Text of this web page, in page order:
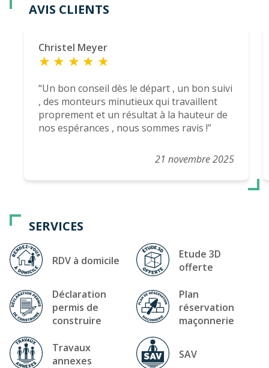
AVIS CLIENTS
Christel Meyer
21 novembre 2025
Un bon conseil dès le départ , un bon suivi
, des monteurs minutieux qui travaillent
proprement et un résultat à la hauteur de
nos espérances , nous sommes ravis !
SERVICES
RDV à domicile
Etude 3D
offerte
Déclaration
permis de
construire
Plan
réservation
maçonnerie
Travaux
annexes
SAV